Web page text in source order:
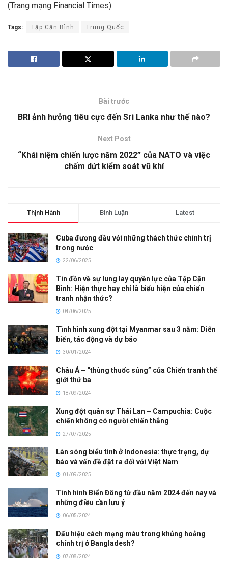
(Trang mạng Financial Times)
Tags: Tập Cận Bình Trung Quốc
Bài trước
BRI ảnh hưởng tiêu cực đến Sri Lanka như thế nào?
Next Post
“Khái niệm chiến lược năm 2022” của NATO và việc
chấm dứt kiểm soát vũ khí
Thịnh Hành Bình Luận Latest
Cuba đương đầu với những thách thức chính trị
trong nước
22/06/2025
Tin đồn về sự lung lay quyền lực của Tập Cận
Bình: Hiện thực hay chỉ là biểu hiện của chiến
tranh nhận thức?
04/06/2025
Tình hình xung đột tại Myanmar sau 3 năm: Diễn
biến, tác động và dự báo
30/01/2024
Châu Á – “thùng thuốc súng” của Chiến tranh thế
giới thứ ba
18/09/2024
Xung đột quân sự Thái Lan – Campuchia: Cuộc
chiến không có người chiến thắng
27/07/2025
Làn sóng biểu tình ở Indonesia: thực trạng, dự
báo và vấn đề đặt ra đối với Việt Nam
01/09/2025
Tình hình Biển Đông từ đầu năm 2024 đến nay và
những điều cần lưu ý
06/05/2024
Dấu hiệu cách mạng màu trong khủng hoảng
chính trị ở Bangladesh?
07/08/2024